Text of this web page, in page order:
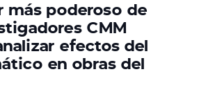
más poderoso de
CMM
efectos del
en obras del